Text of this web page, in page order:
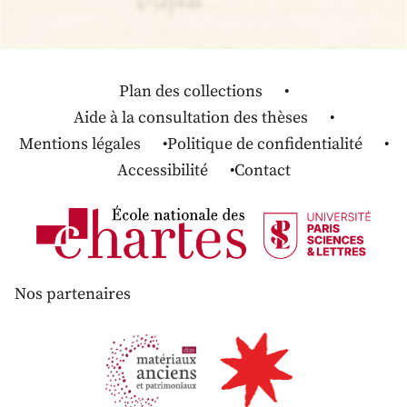
Plan des collections
Aide à la consultation des thèses
Mentions légales
Politique de confidentialité
Accessibilité
Contact
Nos partenaires